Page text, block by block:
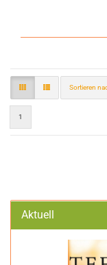
Sortieren
Sortieren
1
Aktuell